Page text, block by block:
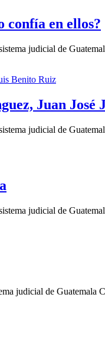
confía en ellos?
judicial de
Juan José
judicial de
judicial de
judicial de